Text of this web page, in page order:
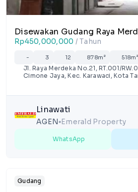
Disewakan Gudang Raya
Rp450,000,000 / Tahun
- 3 12 878m² 518m²
Jl. Raya Merdeka No.21, RT.001/
Cimone Jaya, Kec. Karawaci, Kota
Linawati
AGEN lens Emerald Property
WhatsApp
Gudang